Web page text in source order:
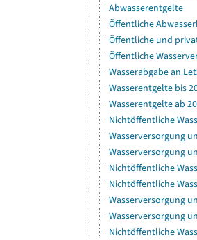
Abwasserentgelte
Öffentliche
Öffentliche und
Öffentliche
Wasserabgabe an
Wasserentgelte bis
Wasserentgelte ab
Nichtöffentliche
Wasserversorgung
Wasserversorgung
Nichtöffentliche
Nichtöffentliche
Wasserversorgung
Wasserversorgung
Nichtöffentliche